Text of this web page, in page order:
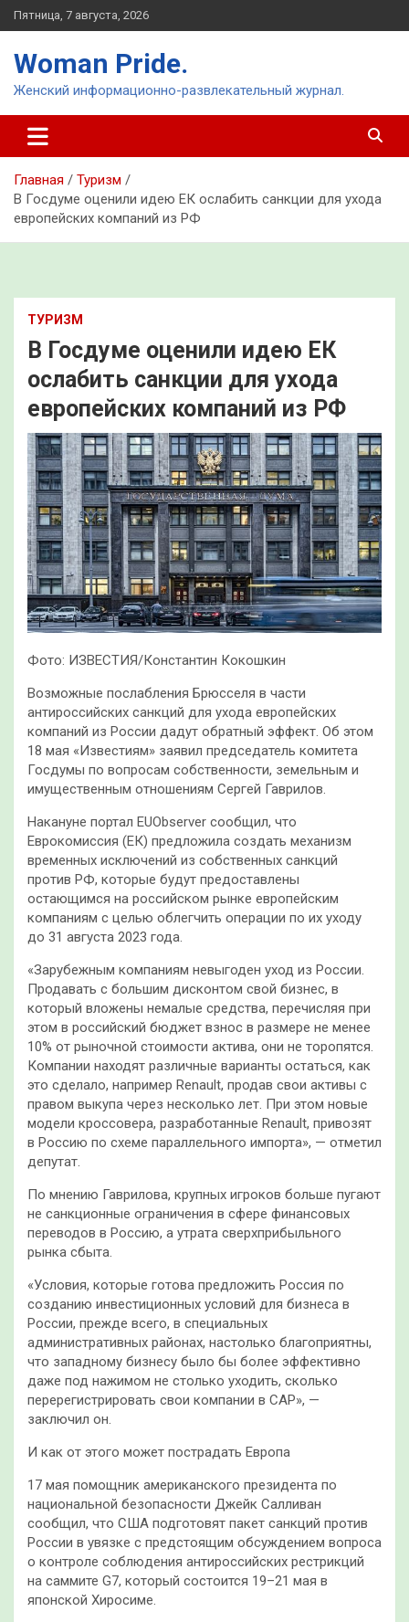
Перейти
к
Пятница, 7 августа, 2026
Woman Pride.
Женский информационно-развлекательный журнал.
Главная
Туризм
В Госдуме оценили идею ЕК ослабить санкции для ухода
европейских компаний из РФ
ТУРИЗМ
В Госдуме оценили идею ЕК
ослабить санкции для ухода
европейских компаний из РФ
Фото: ИЗВЕСТИЯ/Константин Кокошкин
Возможные послабления Брюсселя в части
антироссийских санкций для ухода европейских
компаний из России дадут обратный эффект. Об этом
18 мая «Известиям» заявил председатель комитета
Госдумы по вопросам собственности, земельным и
имущественным отношениям Сергей Гаврилов.
Накануне портал EUObserver сообщил, что
Еврокомиссия (ЕК) предложила создать механизм
временных исключений из собственных санкций
против РФ, которые будут предоставлены
остающимся на российском рынке европейским
компаниям с целью облегчить операции по их уходу
до 31 августа 2023 года.
«Зарубежным компаниям невыгоден уход из России.
Продавать с большим дисконтом свой бизнес, в
который вложены немалые средства, перечисляя при
этом в российский бюджет взнос в размере не менее
10% от рыночной стоимости актива, они не торопятся.
Компании находят различные варианты остаться, как
это сделало, например Renault, продав свои активы с
правом выкупа через несколько лет. При этом новые
модели кроссовера, разработанные Renault, привозят
в Россию по схеме параллельного импорта», — отметил
депутат.
По мнению Гаврилова, крупных игроков больше пугают
не санкционные ограничения в сфере финансовых
переводов в Россию, а утрата сверхприбыльного
рынка сбыта.
«Условия, которые готова​ предложить Россия по
созданию​ инвестиционных​ условий для бизнеса в
России, прежде всего, в специальных
административных районах, настолько благоприятны,
что западному бизнесу было бы более эффективно
даже под нажимом​ не столько уходить, сколько
перерегистрировать свои компании в САР», —
заключил он.
И как от этого может пострадать Европа
17 мая помощник американского президента по
национальной безопасности Джейк Салливан
сообщил, что США подготовят пакет санкций против
России в увязке с предстоящим обсуждением вопроса
о контроле соблюдения антироссийских рестрикций
на саммите G7, который состоится 19–21 мая в
японской Хиросиме.